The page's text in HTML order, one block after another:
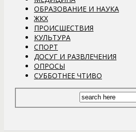
ОБРАЗОВАНИЕ И НАУКА
ЖКХ
ПРОИСШЕСТВИЯ
КУЛЬТУРА
СПОРТ
ДОСУГ И РАЗВЛЕЧЕНИЯ
ОПРОСЫ
СУББОТНЕЕ ЧТИВО